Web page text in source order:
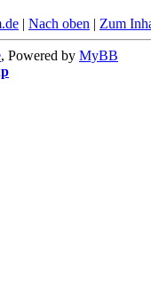
| Nach oben | Zum
, Powered by MyBB